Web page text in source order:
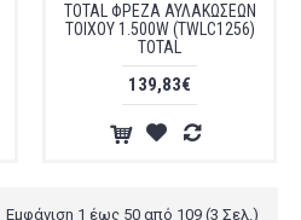
TOTAL ΦΡΕΖΑ ΑΥΛΑΚΩΣΕΩΝ
ΤΟΙΧΟΥ 1.500W (TWLC1256)
TOTAL
139,83€
Εμφάνιση 1 έως 50 από 109 (3 Σελ.)